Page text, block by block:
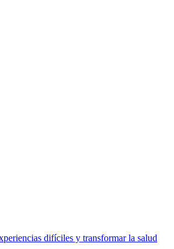
difíciles y transformar la salud